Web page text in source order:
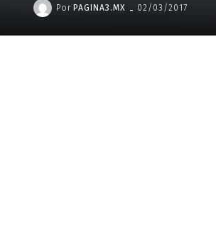
Por PAGINA3.MX - 02/03/2017